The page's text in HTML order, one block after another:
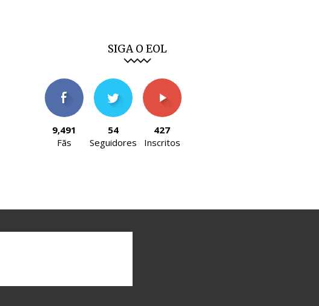
SIGA O EOL
9,491
Fãs
54
Seguidores
427
Inscritos